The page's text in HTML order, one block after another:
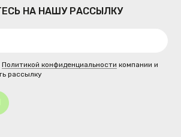
НА НАШУ РАССЫЛКУ
Политикой конфиденциальности компании и
рассылку